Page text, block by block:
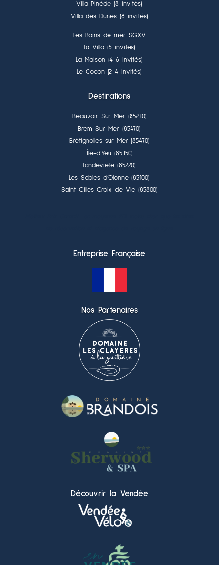
Villa Pinède (8 invités)
Villa des Dunes (8 invités)
Les Bains de mer SGXV
La Villa (6 invités)
La Maison (4-6 invités)
Le Cocon (2-4 invités)
Destinations
Beauvoir Sur Mer (85230)
Brem-Sur-Mer (85470)
Brétignolles-sur-Mer (85470)
Île-d’Yeu (85350)
Landevielle (85220)
Les Sables d’Olonne (85100)
Saint-Gilles-Croix-de-Vie (85800)
Entreprise Française
Nos Partenaires
Découvrir la Vendée